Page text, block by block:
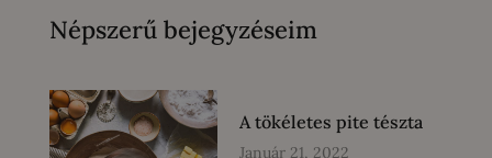
Népszerű bejegyzéseim
A tökéletes pite tészta
Január 21, 2022